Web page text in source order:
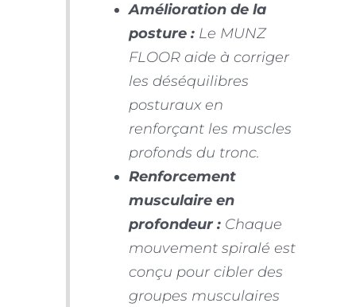
Amélioration de la
posture :Le MUNZ
FLOOR aide à corriger
les déséquilibres
posturaux en
renforçant les muscles
profonds du tronc.
Renforcement
musculaire en
profondeur :Chaque
mouvement spiralé est
conçu pour cibler des
groupes musculaires